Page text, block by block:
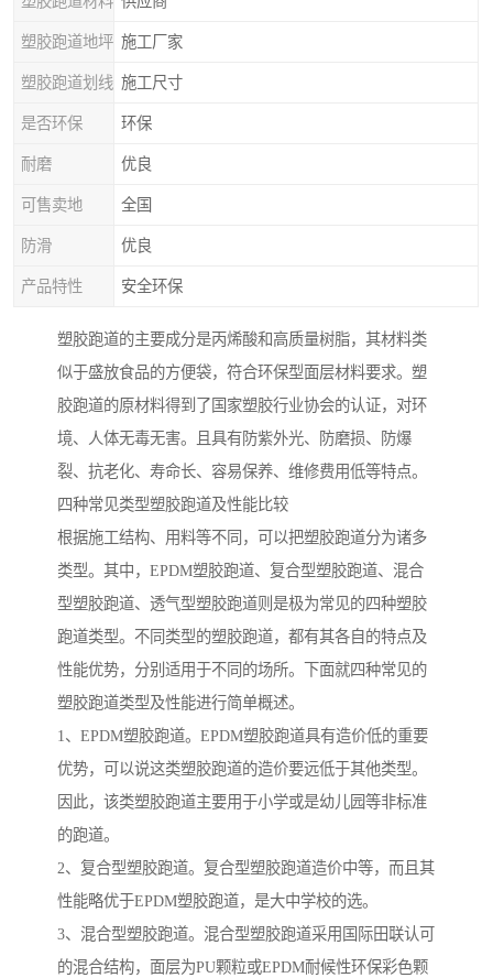
塑胶跑道地坪 施工厂家
塑胶跑道划线 施工尺寸
是否环保 环保
耐磨 优良
可售卖地 全国
防滑 优良
产品特性 安全环保
塑胶跑道的主要成分是丙烯酸和高质量树脂，其材料类
似于盛放食品的方便袋，符合环保型面层材料要求。塑
胶跑道的原材料得到了国家塑胶行业协会的认证，对环
境、人体无毒无害。且具有防紫外光、防磨损、防爆
裂、抗老化、寿命长、容易保养、维修费用低等特点。
四种常见类型塑胶跑道及性能比较
根据施工结构、用料等不同，可以把塑胶跑道分为诸多
类型。其中，EPDM塑胶跑道、复合型塑胶跑道、混合
型塑胶跑道、透气型塑胶跑道则是极为常见的四种塑胶
跑道类型。不同类型的塑胶跑道，都有其各自的特点及
性能优势，分别适用于不同的场所。下面就四种常见的
塑胶跑道类型及性能进行简单概述。
1、EPDM塑胶跑道。EPDM塑胶跑道具有造价低的重要
优势，可以说这类塑胶跑道的造价要远低于其他类型。
因此，该类塑胶跑道主要用于小学或是幼儿园等非标准
的跑道。
2、复合型塑胶跑道。复合型塑胶跑道造价中等，而且其
性能略优于EPDM塑胶跑道，是大中学校的选。
3、混合型塑胶跑道。混合型塑胶跑道采用国际田联认可
的混合结构，面层为PU颗粒或EPDM耐候性环保彩色颗